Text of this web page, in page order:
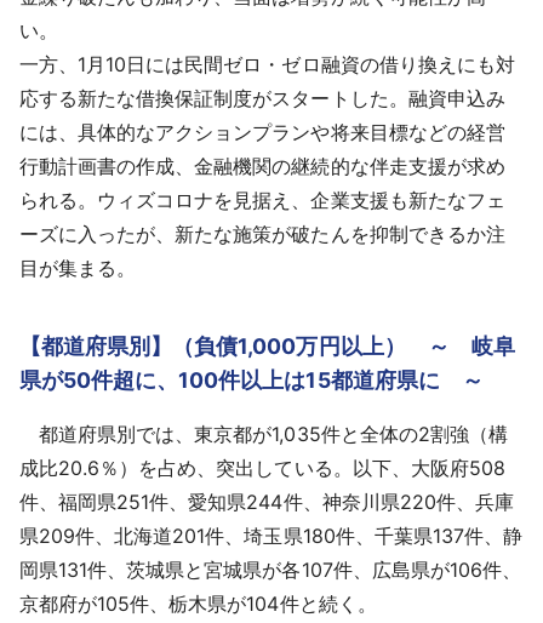
い。
一方、1月10日には民間ゼロ・ゼロ融資の借り換えにも対
応する新たな借換保証制度がスタートした。融資申込み
には、具体的なアクションプランや将来目標などの経営
行動計画書の作成、金融機関の継続的な伴走支援が求め
られる。ウィズコロナを見据え、企業支援も新たなフェ
ーズに入ったが、新たな施策が破たんを抑制できるか注
目が集まる。
【都道府県別】（負債1,000万円以上） ～ 岐阜
県が50件超に、100件以上は15都道府県に ～
都道府県別では、東京都が1,035件と全体の2割強（構
成比20.6％）を占め、突出している。以下、大阪府508
件、福岡県251件、愛知県244件、神奈川県220件、兵庫
県209件、北海道201件、埼玉県180件、千葉県137件、静
岡県131件、茨城県と宮城県が各107件、広島県が106件、
京都府が105件、栃木県が104件と続く。